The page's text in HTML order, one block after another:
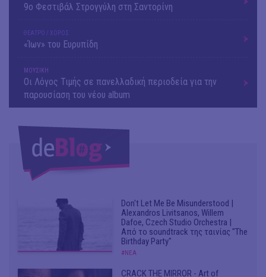
9o Φεστιβάλ Στρογγύλη στη Σαντορίνη
ΘΕΑΤΡΟ / ΧΟΡΟΣ
«Ίων» του Ευρυπίδη
ΜΟΥΣΙΚΗ
Οι Λόγος Τιμής σε πανελλαδική περιοδεία για την
παρουσίαση του νέου album
Don't Let Me Be Misunderstood |
Alexandros Livitsanos, Willem
Dafoe, Czech Studio Orchestra |
Από το soundtrack της ταινίας "The
Birthday Party"
#ΝΕΑ
CRACK THE MIRROR - Art of